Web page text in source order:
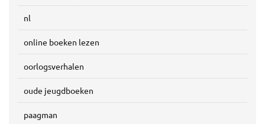
nl
online boeken lezen
oorlogsverhalen
oude jeugdboeken
paagman